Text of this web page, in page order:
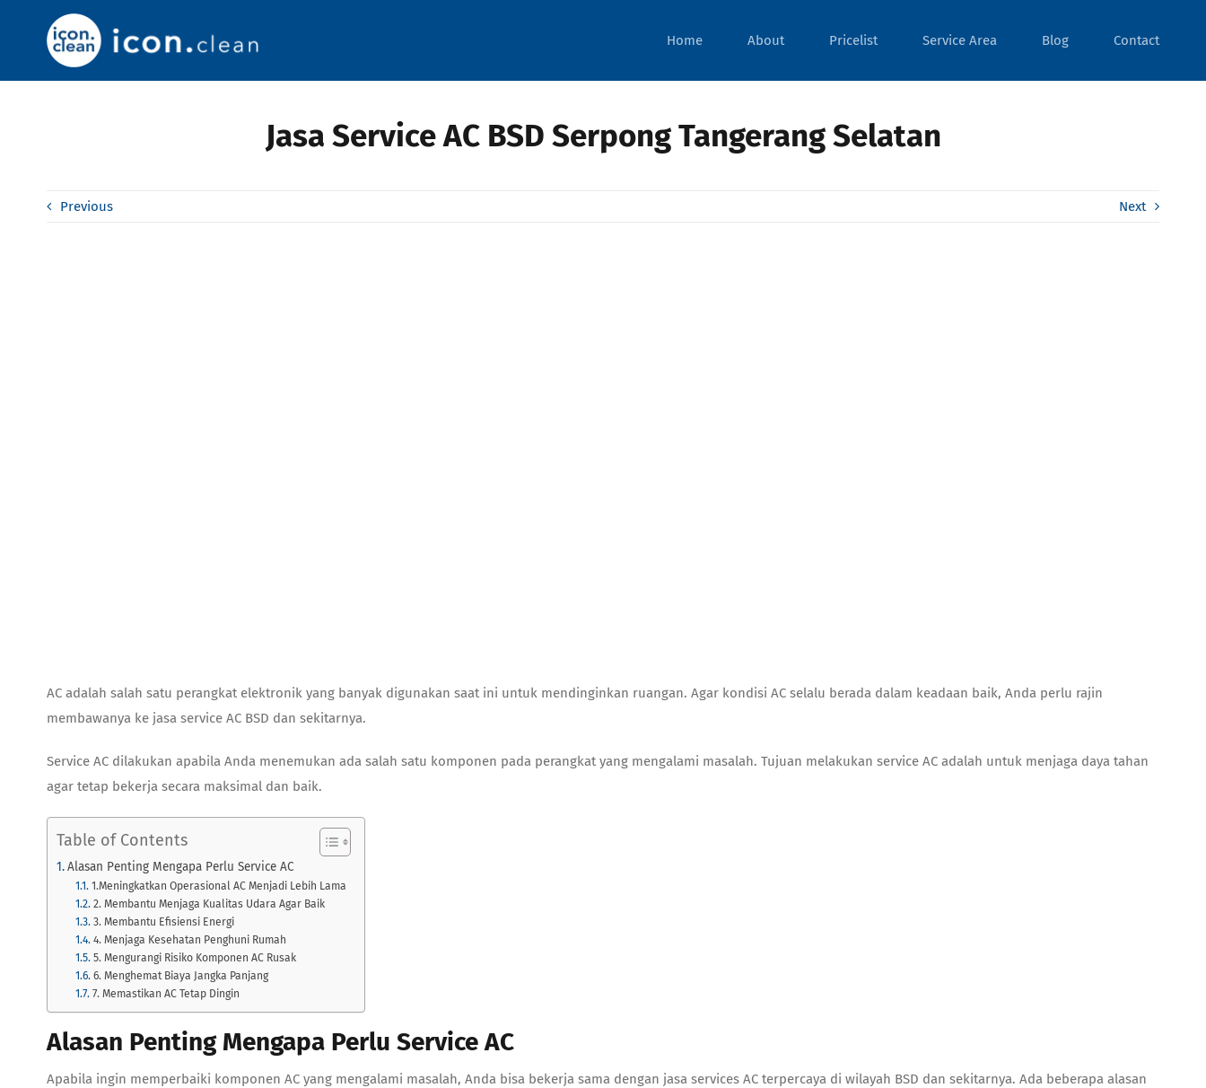
Home About Pricelist Service Area Blog Contact
Jasa Service AC BSD Serpong Tangerang Selatan
Previous Next
AC adalah salah satu perangkat elektronik yang banyak digunakan saat ini untuk mendinginkan ruangan. Agar kondisi AC selalu berada dalam keadaan baik, Anda perlu rajin
membawanya ke jasa service AC BSD dan sekitarnya.
Service AC dilakukan apabila Anda menemukan ada salah satu komponen pada perangkat yang mengalami masalah. Tujuan melakukan service AC adalah untuk menjaga daya tahan
agar tetap bekerja secara maksimal dan baik.
Table of Contents
Alasan Penting Mengapa Perlu Service AC
1.Meningkatkan Operasional AC Menjadi Lebih Lama
2. Membantu Menjaga Kualitas Udara Agar Baik
3. Membantu Efisiensi Energi
4. Menjaga Kesehatan Penghuni Rumah
5. Mengurangi Risiko Komponen AC Rusak
6. Menghemat Biaya Jangka Panjang
7. Memastikan AC Tetap Dingin
Alasan Penting Mengapa Perlu Service AC
Apabila ingin memperbaiki komponen AC yang mengalami masalah, Anda bisa bekerja sama dengan jasa services AC terpercaya di wilayah BSD dan sekitarnya. Ada beberapa alasan